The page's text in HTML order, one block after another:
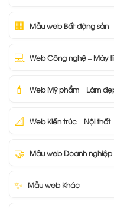
🏢 Mẫu web Bất động sản
💻 Web Công nghệ – Máy
💄 Web Mỹ phẩm – Làm
📐 Web Kiến trúc – Nội thất
🤝 Mẫu web Doanh nghiệp
✨ Mẫu web Khác